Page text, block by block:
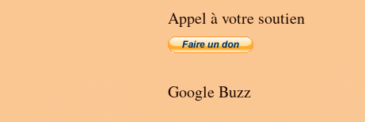
Appel à votre soutien
Google Buzz